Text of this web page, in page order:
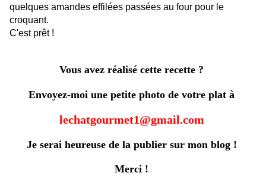
quelques amandes effilées passées au four pour le
croquant.
C'est prêt !
Vous avez réalisé cette recette ?
Envoyez-moi une petite photo de votre plat à
lechatgourmet1@gmail.com
Je serai heureuse de la publier sur mon blog !
Merci !